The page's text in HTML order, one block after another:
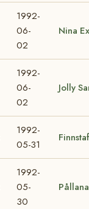
1992-
06-
02
Nina
1992-
06-
02
Jolly
1992-
05-31
1992-
05-
30
Pållana